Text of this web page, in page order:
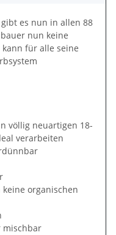
es nun in allen 88
nun keine
für alle seine
völlig neuartigen 18-
verarbeiten
organischen
mischbar